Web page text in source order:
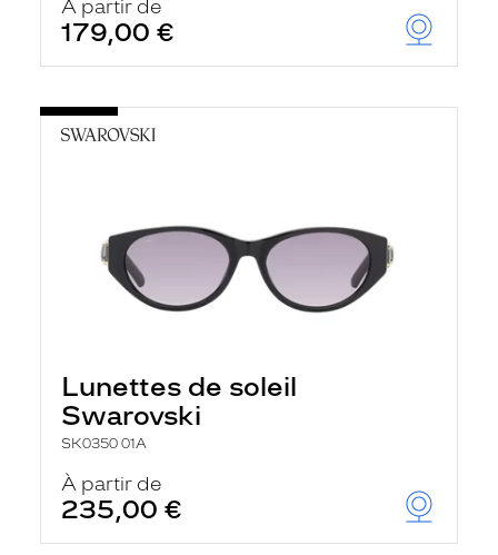
À partir de
179,00 €
Lunettes de soleil
Swarovski
SK0350 01A
À partir de
235,00 €